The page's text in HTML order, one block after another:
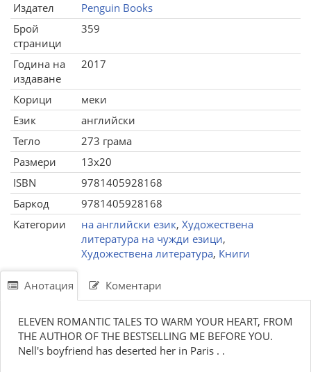
Издател
Penguin Books
Брой
страници
359
Година на
издаване
2017
Корици
меки
Език
английски
Тегло
273 грама
Размери
13x20
ISBN
9781405928168
Баркод
9781405928168
Категории
на английски език, Художествена
литература на чужди езици,
Художествена литература, Книги
Анотация Коментари
ELEVEN ROMANTIC TALES TO WARM YOUR HEART, FROM
THE AUTHOR OF THE BESTSELLING ME BEFORE YOU.
Nell's boyfriend has deserted her in Paris . .